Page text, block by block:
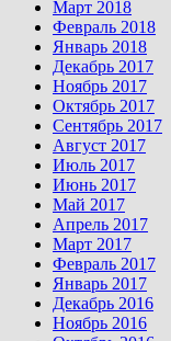
Март 2018
Февраль 2018
Январь 2018
Декабрь 2017
Ноябрь 2017
Октябрь 2017
Сентябрь 2017
Август 2017
Июль 2017
Июнь 2017
Май 2017
Апрель 2017
Март 2017
Февраль 2017
Январь 2017
Декабрь 2016
Ноябрь 2016